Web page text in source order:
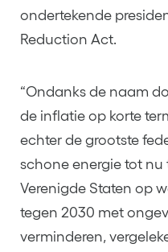
ondertekende
Reduction Act.
“Ondanks de naam
de inflatie op korte
echter de grootste
schone energie tot nu
Verenigde Staten op
tegen 2030 met
verminderen,